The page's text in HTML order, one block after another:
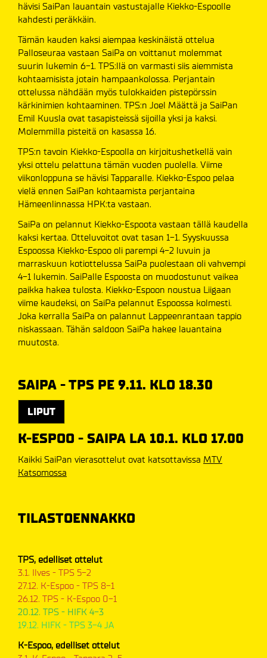
hävisi SaiPan lauantain vastustajalle Kiekko-Espoolle
kahdesti peräkkäin.
Tämän kauden kaksi aiempaa keskinäistä ottelua
Palloseuraa vastaan SaiPa on voittanut molemmat
suurin lukemin 6-1. TPS:llä on varmasti siis aiemmista
kohtaamisista jotain hampaankolossa. Perjantain
ottelussa nähdään myös tulokkaiden pistepörssin
kärkinimien kohtaaminen. TPS:n Joel Määttä ja SaiPan
Emil Kuusla ovat tasapisteissä sijoilla yksi ja kaksi.
Molemmilla pisteitä on kasassa 16.
TPS:n tavoin Kiekko-Espoolla on kirjoitushetkellä vain
yksi ottelu pelattuna tämän vuoden puolella. Viime
viikonloppuna se hävisi Tapparalle. Kiekko-Espoo pelaa
vielä ennen SaiPan kohtaamista perjantaina
Hämeenlinnassa HPK:ta vastaan.
SaiPa on pelannut Kiekko-Espoota vastaan tällä kaudella
kaksi kertaa. Otteluvoitot ovat tasan 1-1. Syyskuussa
Espoossa Kiekko-Espoo oli parempi 4-2 luvuin ja
marraskuun kotiottelussa SaiPa puolestaan oli vahvempi
4-1 lukemin. SaiPalle Espoosta on muodostunut vaikea
paikka hakea tulosta. Kiekko-Espoon noustua Liigaan
viime kaudeksi, on SaiPa pelannut Espoossa kolmesti.
Joka kerralla SaiPa on palannut Lappeenrantaan tappio
niskassaan. Tähän saldoon SaiPa hakee lauantaina
muutosta.
SAIPA - TPS PE 9.11. KLO 18.30
LIPUT
K-ESPOO - SAIPA LA 10.1. KLO 17.00
Kaikki SaiPan vierasottelut ovat katsottavissa MTV
Katsomossa
TILASTOENNAKKO
TPS, edelliset ottelut
3.1. Ilves - TPS 5-2
27.12. K-Espoo - TPS 8-1
26.12. TPS - K-Espoo 0-1
20.12. TPS - HIFK 4-3
19.12. HIFK - TPS 3-4 JA
K-Espoo, edelliset ottelut